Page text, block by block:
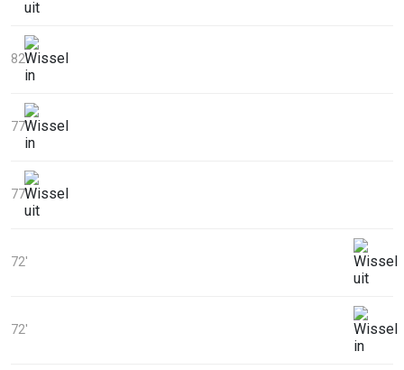
82'
77'
77'
72'
72'